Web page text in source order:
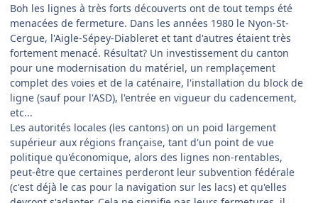
Boh les lignes à très forts découverts ont de tout temps été
menacées de fermeture. Dans les années 1980 le Nyon-St-
Cergue, l'Aigle-Sépey-Diableret et tant d'autres étaient très
fortement menacé. Résultat? Un investissement du canton
pour une modernisation du matériel, un remplaçement
complet des voies et de la caténaire, l'installation du block de
ligne (sauf pour l'ASD), l'entrée en vigueur du cadencement,
etc...
Les autorités locales (les cantons) on un poid largement
supérieur aux régions française, tant d'un point de vue
politique qu'économique, alors des lignes non-rentables,
peut-être que certaines perderont leur subvention fédérale
(c'est déjà le cas pour la navigation sur les lacs) et qu'elles